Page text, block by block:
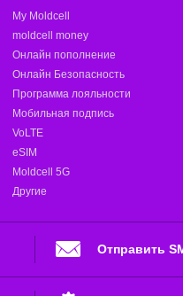
My Moldcell
moldcell money
Онлайн пополнение
Онлайн Безопасность
Программа лояльности
Мобильная подпись
VoLTE
eSIM
Moldcell 5G
Другие
Отправить